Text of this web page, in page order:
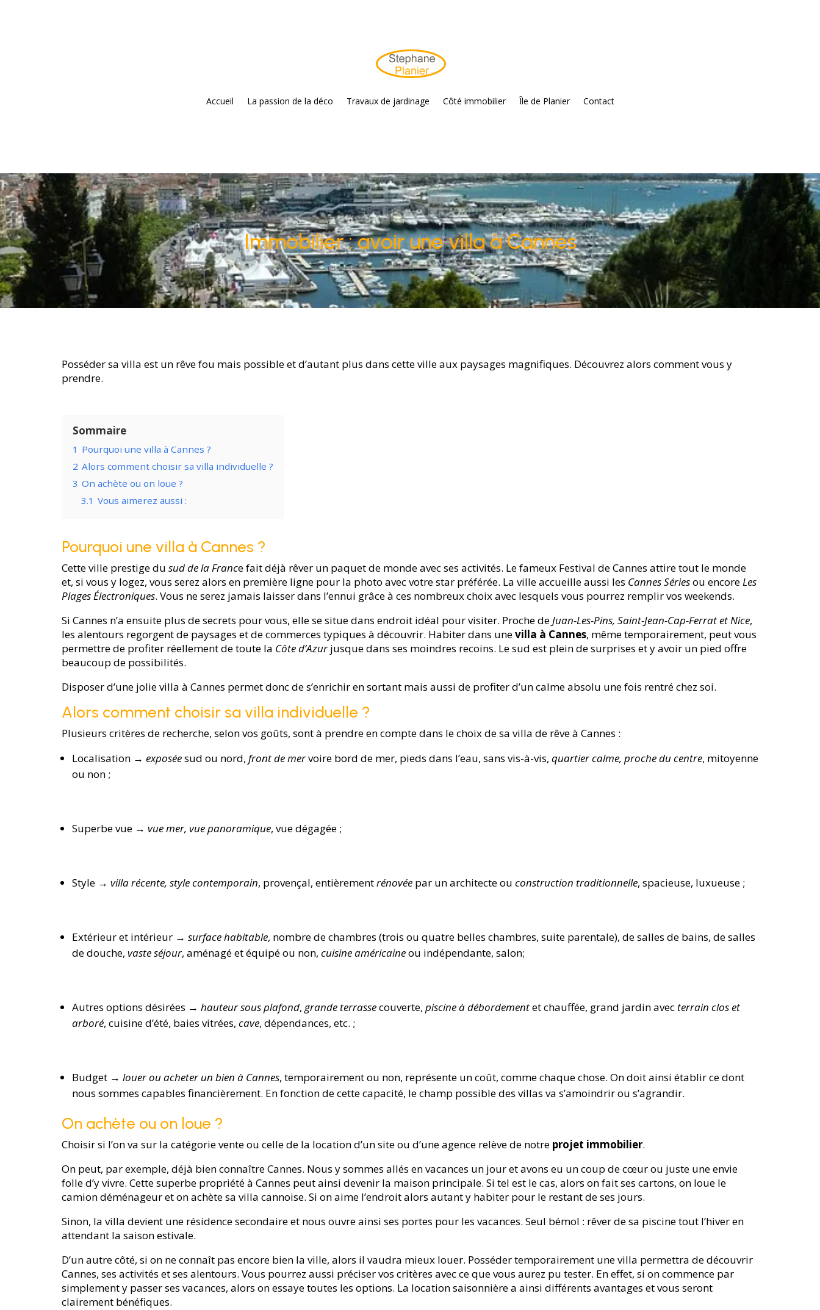
Accueil La passion de la déco Travaux de jardinage Côté immobilier Île de Planier Contact
Immobilier : avoir une villa à Cannes
Posséder sa villa est un rêve fou mais possible et d’autant plus dans cette ville aux paysages magnifiques. Découvrez alors comment vous y
prendre.
Sommaire
1 Pourquoi une villa à Cannes ?
2 Alors comment choisir sa villa individuelle ?
3 On achète ou on loue ?
3.1 Vous aimerez aussi :
Pourquoi une villa à Cannes ?
Cette ville prestige du sud de la France fait déjà rêver un paquet de monde avec ses activités. Le fameux Festival de Cannes attire tout le monde
et, si vous y logez, vous serez alors en première ligne pour la photo avec votre star préférée. La ville accueille aussi les Cannes Sériesou encoreLes
PlagesÉlectroniques. Vous ne serez jamais laisser dans l’ennui grâce à ces nombreux choix avec lesquels vous pourrez remplir vos weekends.
Si Cannes n’a ensuite plus de secrets pour vous, elle se situe dans endroit idéal pour visiter. Proche deJuan-Les-Pins, Saint-Jean-Cap-Ferrat et Nice,
les alentours regorgent de paysages et de commerces typiques à découvrir. Habiter dans unevilla à Cannes, même temporairement, peut vous
permettre de profiter réellement de toute la Côte d’Azurjusque dans ses moindres recoins. Le sud est plein de surprises et y avoir un pied offre
beaucoup de possibilités.
Disposer d’une jolie villa à Cannes permet donc de s’enrichir en sortant mais aussi de profiter d’un calme absolu une fois rentré chez soi.
Alors comment choisir sa villa individuelle ?
Plusieurs critères de recherche, selon vos goûts, sont à prendre en compte dans le choix de sa villa de rêve à Cannes :
Localisation → exposéesud ou nord, front de mervoire bord de mer, pieds dans l’eau, sans vis-à-vis, quartier calme, proche du centre, mitoyenne
ou non ;
Superbe vue → vue mer, vue panoramique, vue dégagée ;
Style → villa récente, style contemporain, provençal, entièrementrénovéepar un architecte ou construction traditionnelle, spacieuse, luxueuse ;
Extérieur et intérieur → surface habitable, nombre de chambres (trois ou quatre belles chambres, suite parentale), de salles de bains, de salles
de douche, vaste séjour, aménagé et équipé ou non, cuisine américaineou indépendante, salon;
Autres options désirées → hauteur sous plafond, grande terrassecouverte, piscine à débordementet chauffée, grand jardin avec terrain clos et
arboré, cuisine d’été, baies vitrées, cave, dépendances, etc. ;
Budget → louer ou acheter un bien à Cannes, temporairement ou non, représente un coût, comme chaque chose. On doit ainsi établir ce dont
nous sommes capables financièrement. En fonction de cette capacité, le champ possible des villas va s’amoindrir ou s’agrandir.
On achète ou on loue ?
Choisir si l’on va sur la catégorie vente ou celle de la location d’un site ou d’une agence relève de notre projet immobilier.
On peut, par exemple, déjà bien connaître Cannes. Nous y sommes allés en vacances un jour et avons eu un coup de cœur ou juste une envie
folle d’y vivre. Cette superbe propriété à Cannes peut ainsi devenir la maison principale. Si tel est le cas, alors on fait ses cartons, on loue le
camion déménageur et on achète sa villa cannoise. Si on aime l’endroit alors autant y habiter pour le restant de ses jours.
Sinon, la villa devient une résidence secondaire et nous ouvre ainsi ses portes pour les vacances. Seul bémol : rêver de sa piscine tout l’hiver en
attendant la saison estivale.
D’un autre côté, si on ne connaît pas encore bien la ville, alors il vaudra mieux louer. Posséder temporairement une villa permettra de découvrir
Cannes, ses activités et ses alentours. Vous pourrez aussi préciser vos critères avec ce que vous aurez pu tester. En effet, si on commence par
simplement y passer ses vacances, alors on essaye toutes les options. La location saisonnière a ainsi différents avantages et vous seront
clairement bénéfiques.